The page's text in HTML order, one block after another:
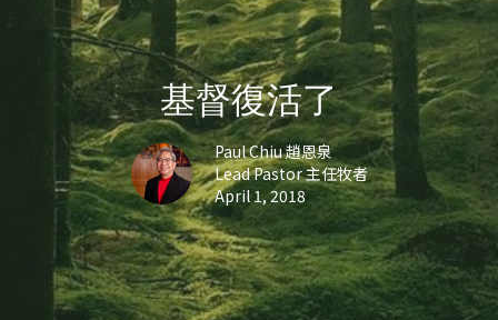
基督復活了
Paul Chiu 趙恩泉
Lead Pastor 主任牧者
April 1, 2018